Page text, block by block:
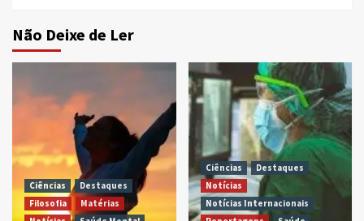
Não Deixe de Ler
Ciências
Destaques
Filosofia
Matérias
Ciências
Destaques
Notícias
Notícias Internacionais